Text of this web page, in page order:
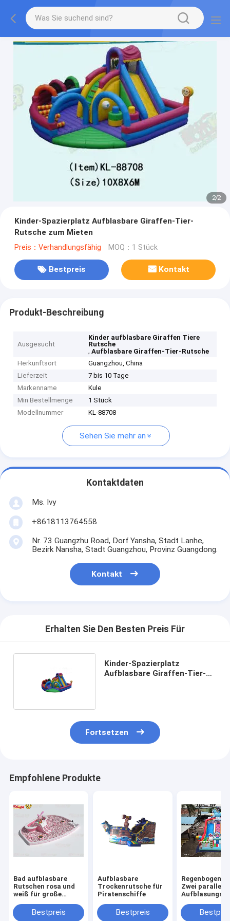
2/2
Kinder-Spazierplatz Aufblasbare Giraffen-Tier-
Rutsche zum Mieten
Preis：Verhandlungsfähig MOQ：1 Stück
Bestpreis Kontakt
Produkt-Beschreibung
Ausgesucht
Kinder aufblasbare Giraffen Tiere
Rutsche
,Aufblasbare Giraffen-Tier-Rutsche
Herkunftsort
Guangzhou, China
Lieferzeit
7 bis 10 Tage
Markenname
Kule
Min Bestellmenge
1 Stück
Modellnummer
KL-88708
Sehen Sie mehr an
Kontaktdaten
Ms. Ivy
+8618113764558
Nr. 73 Guangzhu Road, Dorf Yansha, Stadt Lanhe,
Bezirk Nansha, Stadt Guangzhou, Provinz Guangdong.
Kontakt
Erhalten Sie Den Besten Preis Für
Kinder-Spazierplatz
Aufblasbare Giraffen-Tier-
Fortsetzen
Empfohlene Produkte
Bad aufblasbare
Rutschen rosa und
weiß für große
Bestpreis
Aufblasbare
Trockenrutsche für
Piratenschiffe
Bestpreis
Zwei parallele